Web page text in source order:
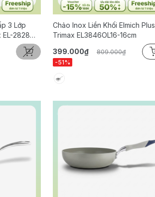
3 Lớp
EL-2828
Chảo Inox Liền Khối Elmich Plus
Trimax EL3846OL16-16cm
399.000₫
809.000₫
-51%